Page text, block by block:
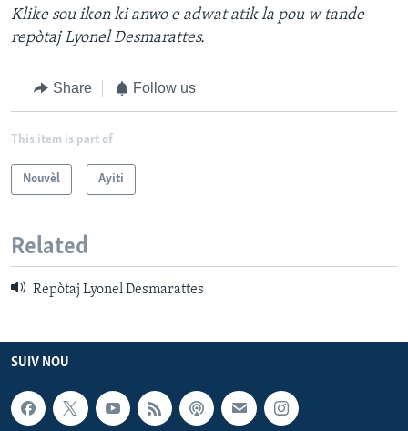
Klike sou ikon ki anwo e adwat atik la pou w tande
repòtaj Lyonel Desmarattes.
Share Follow us
This item is part of
Nouvèl Ayiti
Related
Repòtaj Lyonel Desmarattes
SUIV NOU